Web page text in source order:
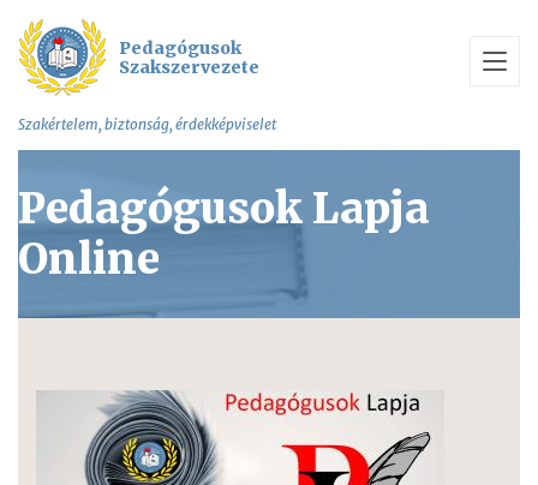
Pedagógusok
Szakszervezete
Szakértelem, biztonság, érdekképviselet
Pedagógusok Lapja
Online